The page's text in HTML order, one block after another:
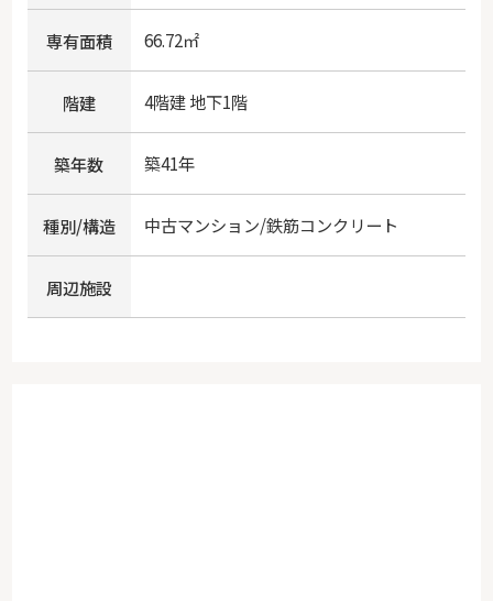
専有面積 66.72㎡
階建 4階建 地下1階
築年数 築41年
種別/構造 中古マンション/鉄筋コンクリート
周辺施設